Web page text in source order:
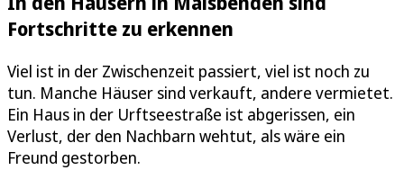
Fortschritte zu erkennen
Viel ist in der Zwischenzeit passiert, viel ist noch zu
tun. Manche Häuser sind verkauft, andere vermietet.
Ein Haus in der Urftseestraße ist abgerissen, ein
Verlust, der den Nachbarn wehtut, als wäre ein
Freund gestorben.